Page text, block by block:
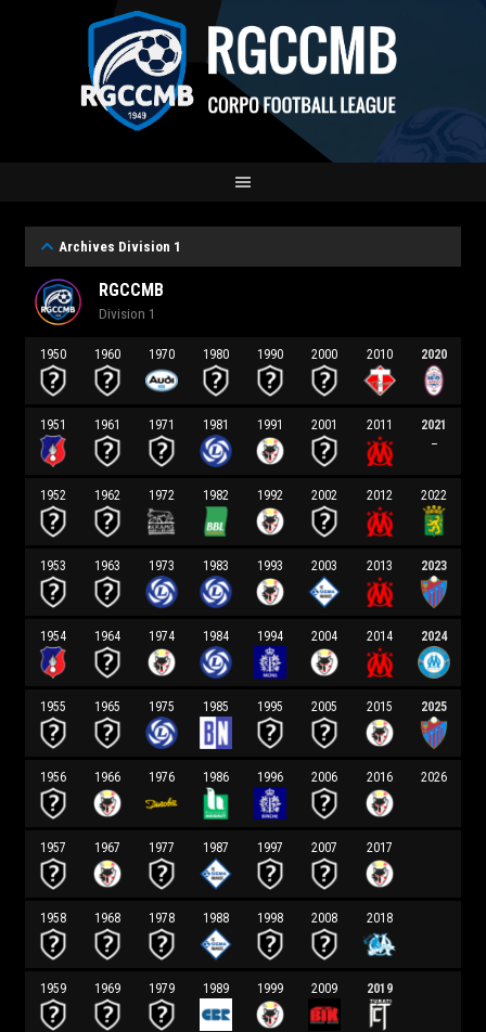
Archives Division 1
RGCCMB
Division 1
1950 1960 1970 1980 1990 2000 2010 2020
1951 1961 1971 1981 1991 2001 2011
2021
–
1952 1962 1972 1982 1992 2002 2012 2022
1953 1963 1973 1983 1993 2003 2013 2023
1954 1964 1974 1984 1994 2004 2014 2024
1955 1965 1975 1985 1995 2005 2015 2025
1956 1966 1976 1986 1996 2006 2016 2026
1957 1967 1977 1987 1997 2007 2017
1958 1968 1978 1988 1998 2008 2018
1959 1969 1979 1989 1999 2009 2019